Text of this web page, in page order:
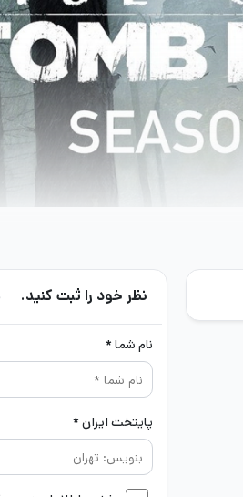
و از کنترل‌کردنش لذت می‌برید. البته که
نظر خود را ثبت کنید.
نام شما *
پایتخت ایران *